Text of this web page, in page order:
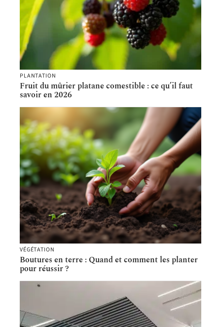
PLANTATION
Fruit du mûrier platane comestible : ce qu’il faut
savoir en 2026
VÉGÉTATION
Boutures en terre : Quand et comment les planter
pour réussir ?